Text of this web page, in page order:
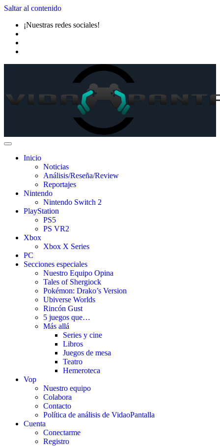
Saltar al contenido
¡Nuestras redes sociales!
Inicio
Noticias
Análisis/Reseña/Review
Reportajes
Nintendo
Nintendo Switch 2
PlayStation
PS5
PS VR2
Xbox
Xbox X Series
PC
Secciones especiales
Nuestro Equipo Opina
Tales of Shergiock
Pokémon: Drako’s Version
Ubiverse Worlds
Rincón Gust
5 juegos que…
Más allá
Series y cine
Libros
Juegos de mesa
Teatro
Hemeroteca
Vop
Nuestro equipo
Colabora
Contacto
Política de análisis de VidaoPantalla
Cuenta
Conectarme
Registro